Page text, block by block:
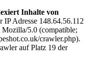
Inhalte von
IP Adresse 148.64.56.112
Mozilla/5.0 (compatible;
crawler.php).
auf Platz 19 der